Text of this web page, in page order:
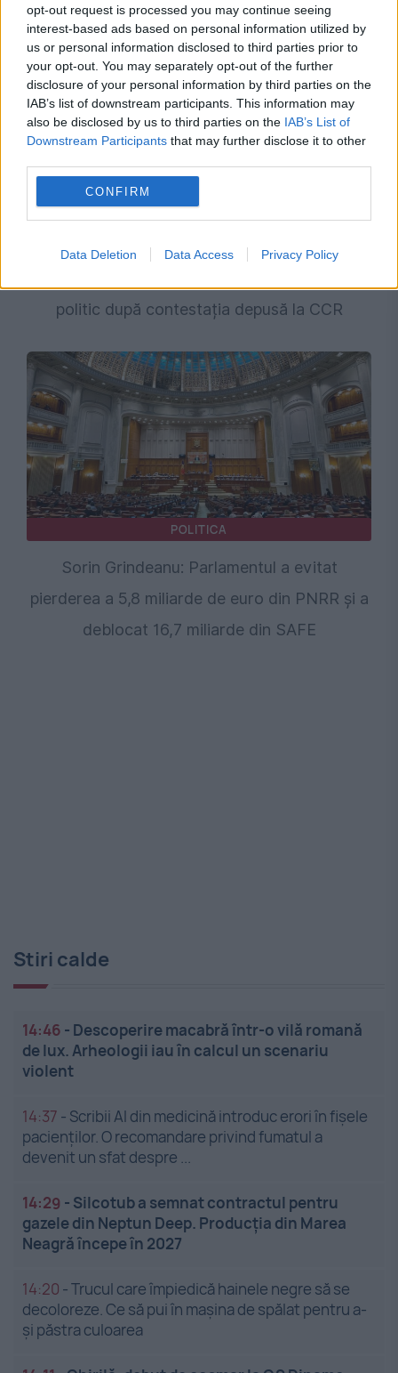
opt-out request is processed you may continue seeing
interest-based ads based on personal information utilized by
us or personal information disclosed to third parties prior to
your opt-out. You may separately opt-out of the further
disclosure of your personal information by third parties on the
IAB’s list of downstream participants. This information may
also be disclosed by us to third parties on the IAB’s List of
Downstream Participants that may further disclose it to other
CONFIRM
Data Deletion Data Access Privacy Policy
de gestionare și schimbare
politic după contestația depusă la CCR
POLITICA
Sorin Grindeanu: Parlamentul a evitat
pierderea a 5,8 miliarde de euro din PNRR și a
deblocat 16,7 miliarde din SAFE
Stiri calde
14:46 - Descoperire macabră într-o vilă romană
de lux. Arheologii iau în calcul un scenariu
violent
14:37 - Scribii AI din medicină introduc erori în fișele
pacienților. O recomandare privind fumatul a
devenit un sfat despre ...
14:29 - Silcotub a semnat contractul pentru
gazele din Neptun Deep. Producția din Marea
Neagră începe în 2027
14:20 -Trucul care împiedică hainele negre să se
decoloreze. Ce să pui în mașina de spălat pentru a-
și păstra culoarea